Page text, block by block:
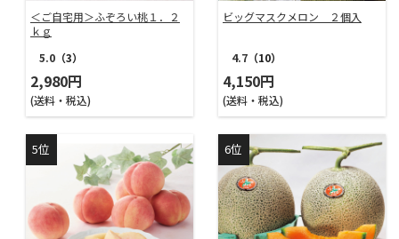
＜ご自宅用＞ふぞろい桃１．２
ｋｇ
5.0（3）
2,980円
(送料・税込)
ビッグマスクメロン ２個入
4.7（10）
4,150円
(送料・税込)